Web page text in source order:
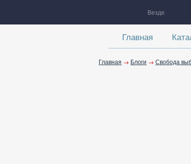
Везде
Главная
Главная → Блоги → Свобода